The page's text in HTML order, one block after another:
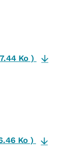
Ko )
Ko )